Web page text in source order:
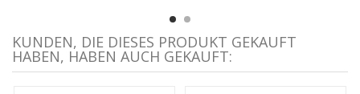
KUNDEN, DIE DIESES PRODUKT GEKAUFT
HABEN, HABEN AUCH GEKAUFT: